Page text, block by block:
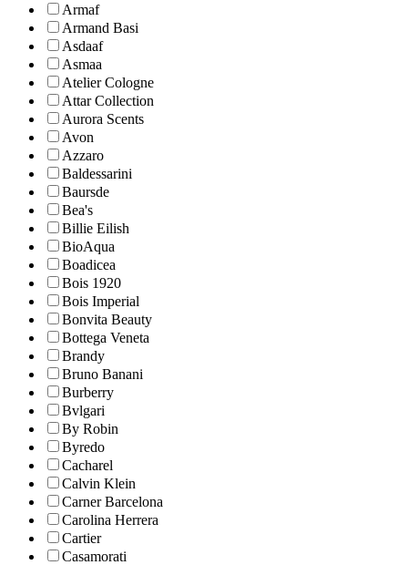
Armaf
Armand Basi
Asdaaf
Asmaa
Atelier Cologne
Attar Collection
Aurora Scents
Avon
Azzaro
Baldessarini
Baursde
Bea's
Billie Eilish
BioAqua
Boadicea
Bois 1920
Bois Imperial
Bonvita Beauty
Bottega Veneta
Brandy
Bruno Banani
Burberry
Bvlgari
By Robin
Byredo
Cacharel
Calvin Klein
Carner Barcelona
Carolina Herrera
Cartier
Casamorati